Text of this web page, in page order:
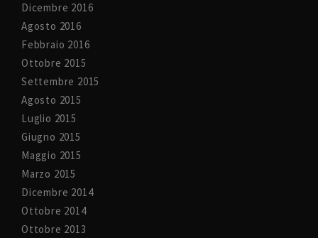
Dicembre 2016
Agosto 2016
Febbraio 2016
Ottobre 2015
Settembre 2015
Agosto 2015
Luglio 2015
Giugno 2015
Maggio 2015
Marzo 2015
Dicembre 2014
Ottobre 2014
Ottobre 2013